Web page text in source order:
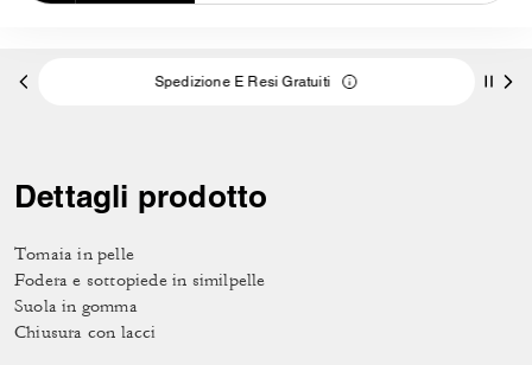
Spedizione E Resi Gratuiti
Dettagli prodotto
Tomaia in pelle
Fodera e sottopiede in similpelle
Suola in gomma
Chiusura con lacci